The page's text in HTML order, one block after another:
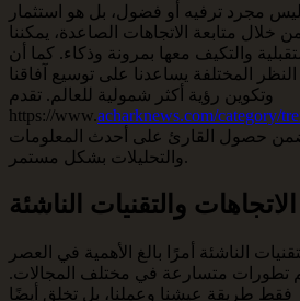
ليس مجرد ترفيه أو فضول، بل هو استثمار
خلال متابعة الاتجاهات الصاعدة، يمكننا
والتكيف معها بمرونة وذكاء. كما أن
المختلفة يساعدنا على توسيع آفاقنا
وتكوين رؤية أكثر شمولية للعالم. تقدم
https://www.acharknews.com/category/
حصول القارئ على أحدث المعلومات
والتحليلات بشكل مستمر.
والتقنيات الناشئة
الناشئة أمرًا بالغ الأهمية في العصر
تطورات متسارعة في مختلف المجالات.
فقط طريقة عيشنا وعملنا، بل تخلق أيضًا